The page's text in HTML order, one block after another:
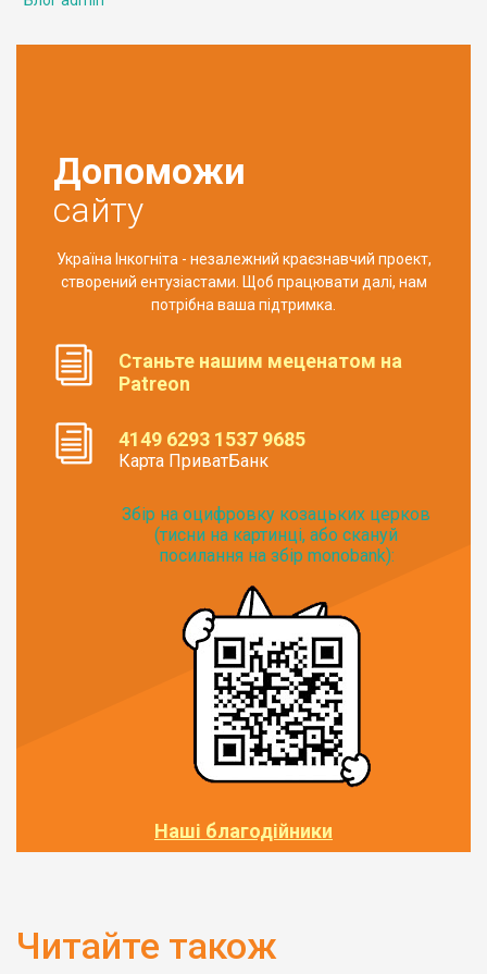
Допоможи
сайту
Україна Інкогніта - незалежний краєзнавчий проект,
створений ентузіастами. Щоб працювати далі, нам
потрібна ваша підтримка.
Станьте нашим меценатом на
Patreon
4149 6293 1537 9685
Карта ПриватБанк
Збір на оцифровку козацьких церков
(тисни на картинці, або скануй
посилання на збір monobank):
Наші благодійники
Читайте також